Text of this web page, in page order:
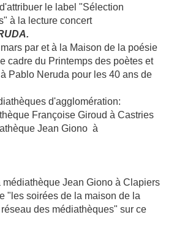
le label "Sélection
à la lecture concert
par et à la Maison de la poésie
cadre du Printemps des poètes et
Pablo Neruda pour les 40 ans de
d'agglomération:
Françoise Giroud à Castries
Jean Giono à
médiathèque Jean Giono à Clapiers
"les soirées de la maison de la
des médiathèques" sur ce